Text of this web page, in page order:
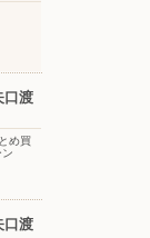
口渡
め買
口渡